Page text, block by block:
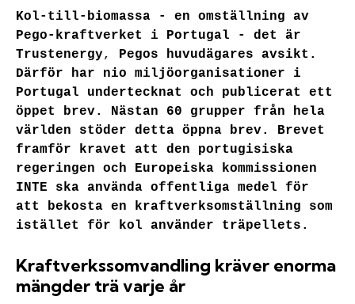
Kol-till-biomassa - en omställning av
Trustenergy, Pegos huvudägares avsikt.
Därför har nio miljöorganisationer i
Portugal undertecknat och publicerat ett
öppet brev. Nästan 60 grupper från hela
världen stöder detta öppna brev. Brevet
framför kravet att den portugisiska
regeringen och Europeiska kommissionen
INTE ska använda offentliga medel för
att bekosta en kraftverksomställning som
istället för kol använder träpellets.
Kraftverkssomvandling kräver enorma
mängder trä varje år